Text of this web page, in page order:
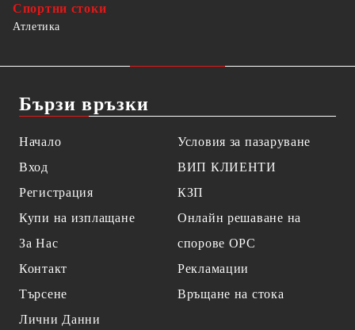
Спортни стоки
Атлетика
Бързи връзки
Начало
Вход
Регистрация
Купи на изплащане
За Нас
Контакт
Търсене
Лични Данни
Условия за пазаруване
ВИП КЛИЕНТИ
КЗП
Онлайн решаване на
спорове OPC
Рекламации
Връщане на стока